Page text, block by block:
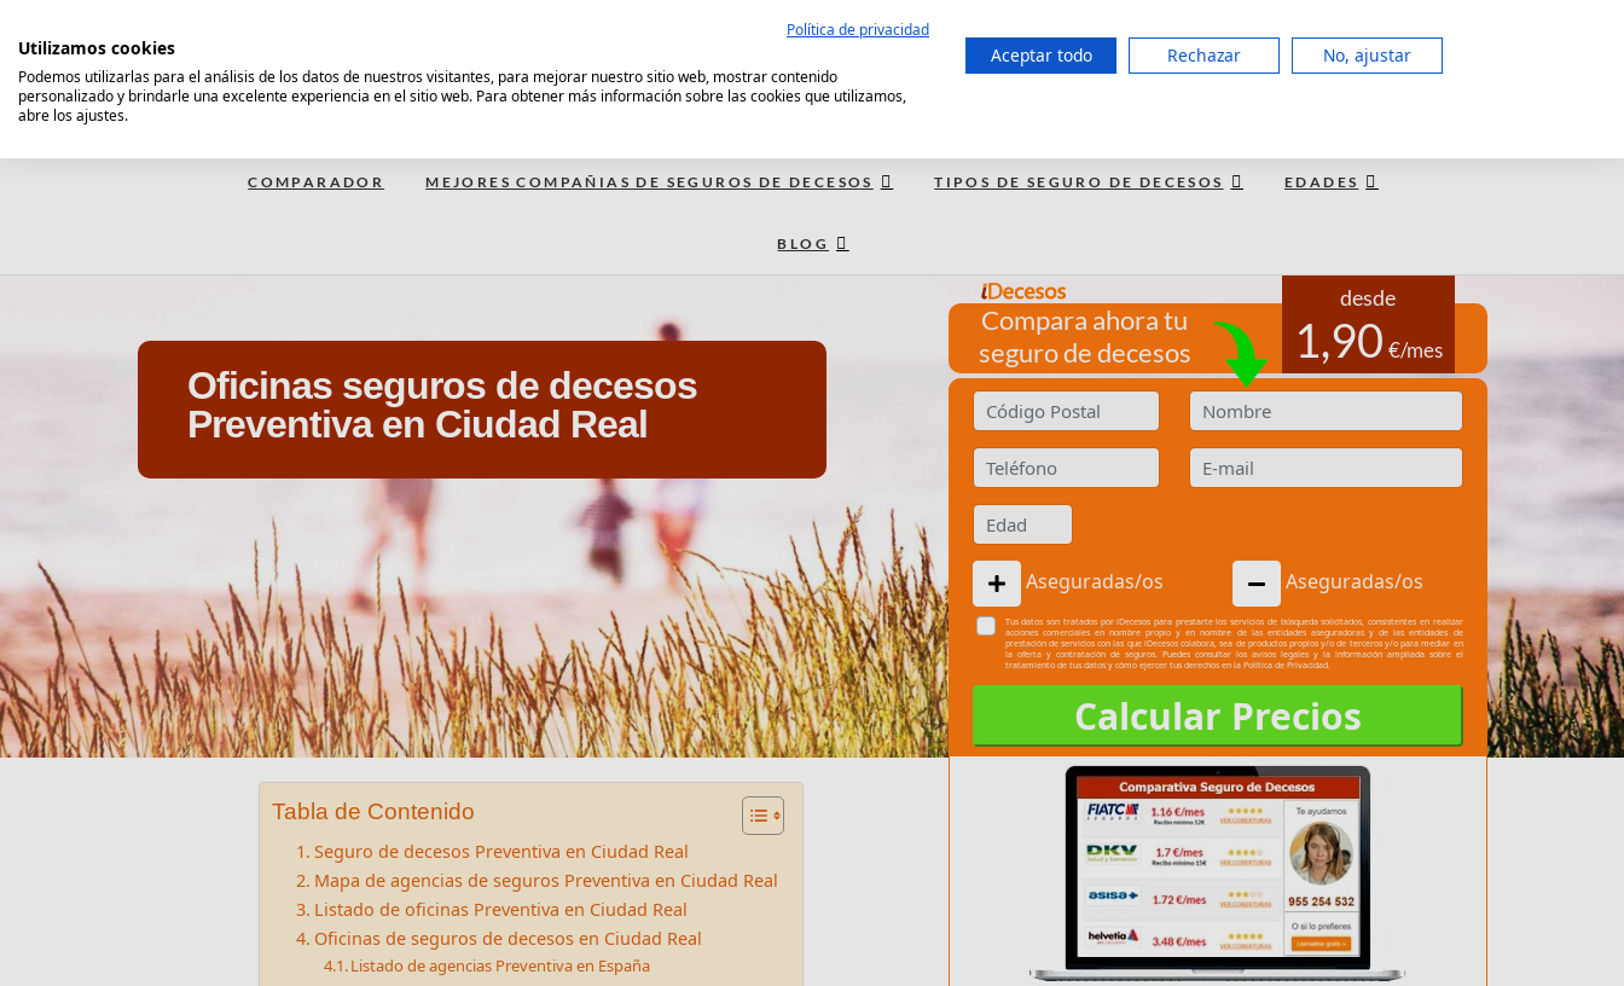
contenido
Comparador Seguro Decesos
951 127 403
LUN a JUE de 8:00 - 20:00, VIE 15:00
COMPARADOR MEJORES COMPAÑIAS DE SEGUROS DE DECESOS TIPOS DE SEGURO DE DECESOS EDADES
BLOG
Compara ahora tu
seguro de decesos
desde
1,90 €/mes
Aseguradas/os Aseguradas/os
Tus datos son tratados por iDecesos para prestarte los servicios de búsqueda solicitados, consistentes en realizar
acciones comerciales en nombre propio y en nombre de las entidades aseguradoras y de las entidades de
prestación de servicios con las que iDecesos colabora, sea de productos propios y/o de terceros y/o para mediar en
la oferta y contratación de seguros. Puedes consultar los avisos legalesy la información ampliada sobre el
tratamiento de tus datos y cómo ejercer tus derechos en la Política de Privacidad.
Calcular Precios
Oficinas seguros de decesos
Preventiva en Ciudad Real
Tabla de Contenido
Seguro de decesos Preventiva en Ciudad Real
Mapa de agencias de seguros Preventiva en Ciudad Real
Listado de oficinas Preventiva en Ciudad Real
Oficinas de seguros de decesos en Ciudad Real
Listado de agencias Preventiva en España
Política de privacidad
Utilizamos cookies
Podemos utilizarlas para el análisis de los datos de nuestros visitantes, para mejorar nuestro sitio web, mostrar contenido
personalizado y brindarle una excelente experiencia en el sitio web. Para obtener más información sobre las cookies que utilizamos,
abre los ajustes.
Aceptar todo Rechazar No, ajustar